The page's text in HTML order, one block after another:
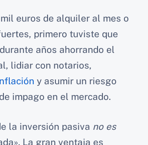
euros de alquiler al mes o
primero tuviste que
años ahorrando el
lidiar con notarios,
y asumir un riesgo
impago en el mercado.
la inversión pasiva no es
La gran ventaja es